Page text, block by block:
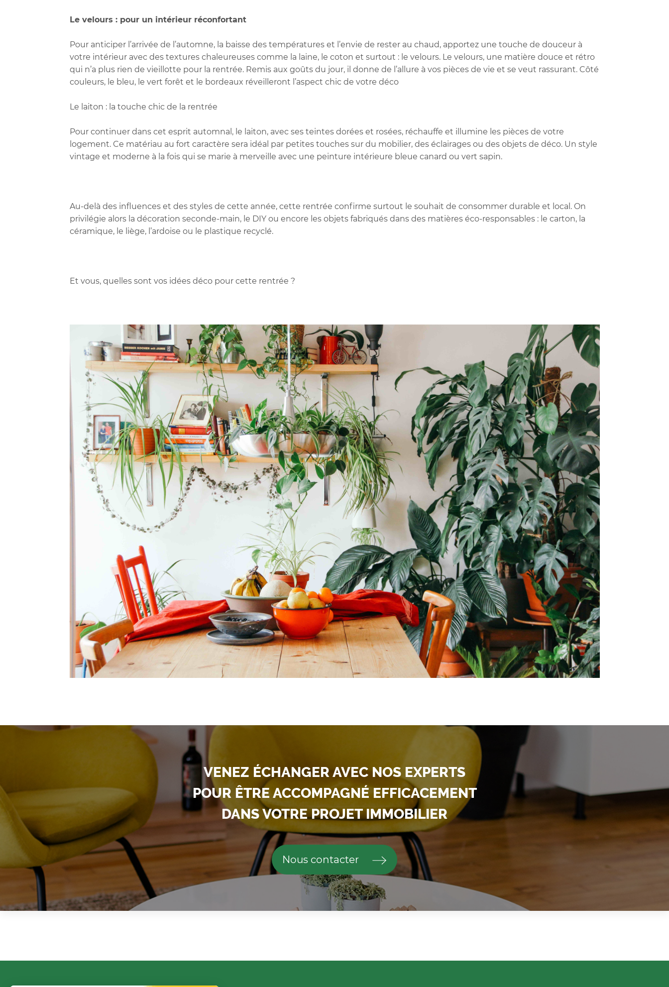
Le velours : pour un intérieur réconfortant
Pour anticiper l’arrivée de l’automne, la baisse des températures et l’envie de rester au chaud, apportez une touche de douceur à
votre intérieur avec des textures chaleureuses comme la laine, le coton et surtout : le velours. Le velours, une matière douce et rétro
qui n’a plus rien de vieillotte pour la rentrée. Remis aux goûts du jour, il donne de l’allure à vos pièces de vie et se veut rassurant. Côté
couleurs, le bleu, le vert forêt et le bordeaux réveilleront l’aspect chic de votre déco
Le laiton : la touche chic de la rentrée
Pour continuer dans cet esprit automnal, le laiton, avec ses teintes dorées et rosées, réchauffe et illumine les pièces de votre
logement. Ce matériau au fort caractère sera idéal par petites touches sur du mobilier, des éclairages ou des objets de déco. Un style
vintage et moderne à la fois qui se marie à merveille avec une peinture intérieure bleue canard ou vert sapin.
Au-delà des influences et des styles de cette année, cette rentrée confirme surtout le souhait de consommer durable et local. On
privilégie alors la décoration seconde-main, le DIYou encore les objets fabriqués dans des matières éco-responsables : le carton, la
céramique, le liège, l’ardoise ou le plastique recyclé.
Et vous, quelles sont vos idées déco pour cette rentrée ?
VENEZ ÉCHANGER AVEC NOS EXPERTS
POUR ÊTRE ACCOMPAGNÉ EFFICACEMENT
DANS VOTRE PROJET IMMOBILIER
Nous contacter